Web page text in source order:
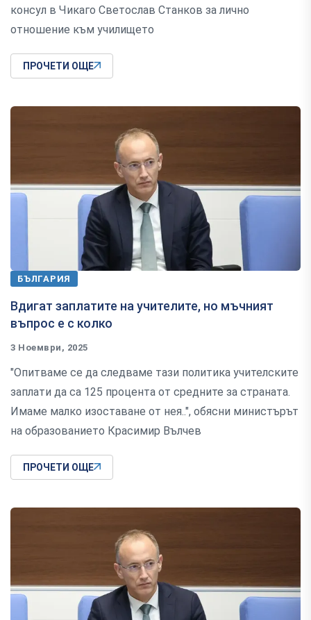
консул в Чикаго Светослав Станков за лично
отношение към училището
ПРОЧЕТИ ОЩЕ
БЪЛГАРИЯ
Вдигат заплатите на учителите, но мъчният
въпрос е с колко
3 Ноември, 2025
"Опитваме се да следваме тази политика учителските
заплати да са 125 процента от средните за страната.
Имаме малко изоставане от нея..", обясни министърът
на образованието Красимир Вълчев
ПРОЧЕТИ ОЩЕ